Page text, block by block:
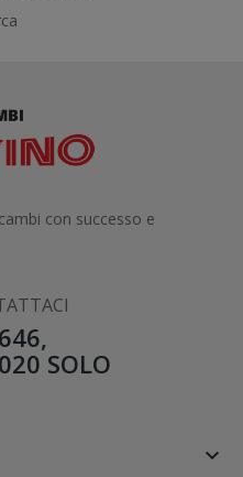
con successo e
SOLO
keyboard_arrow_down